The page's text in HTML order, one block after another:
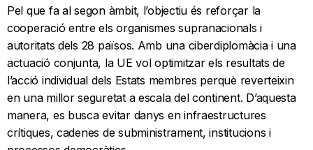
Pel que fa al segon àmbit, l’objectiu és reforçar la
cooperació entre els organismes supranacionals i
autoritats dels 28 països. Amb una ciberdiplomàcia i una
actuació conjunta, la UE vol optimitzar els resultats de
l’acció individual dels Estats membres perquè reverteixin
en una millor seguretat a escala del continent. D’aquesta
manera, es busca evitar danys en infraestructures
crítiques, cadenes de subministrament, institucions i